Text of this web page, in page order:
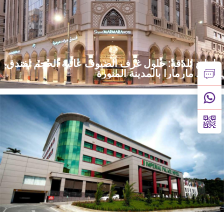
تايتانغ للدقة: حلول غرف الضيوف عالية الحجم لفندق
جراند مارمارا بالمدينة المنورة
اكتشف مشروع تايتانغ لتصدير لوازم الفنادق إلى فندق جراند مارمارا
المدينة في المملكة العربية السعودية، بما في ذلك لوازم غرف النزلاء،
وحلول الشراء الشاملة لمجال الضيافة الخاصة بالفنادق في منطقة
الشرق الأوسط.